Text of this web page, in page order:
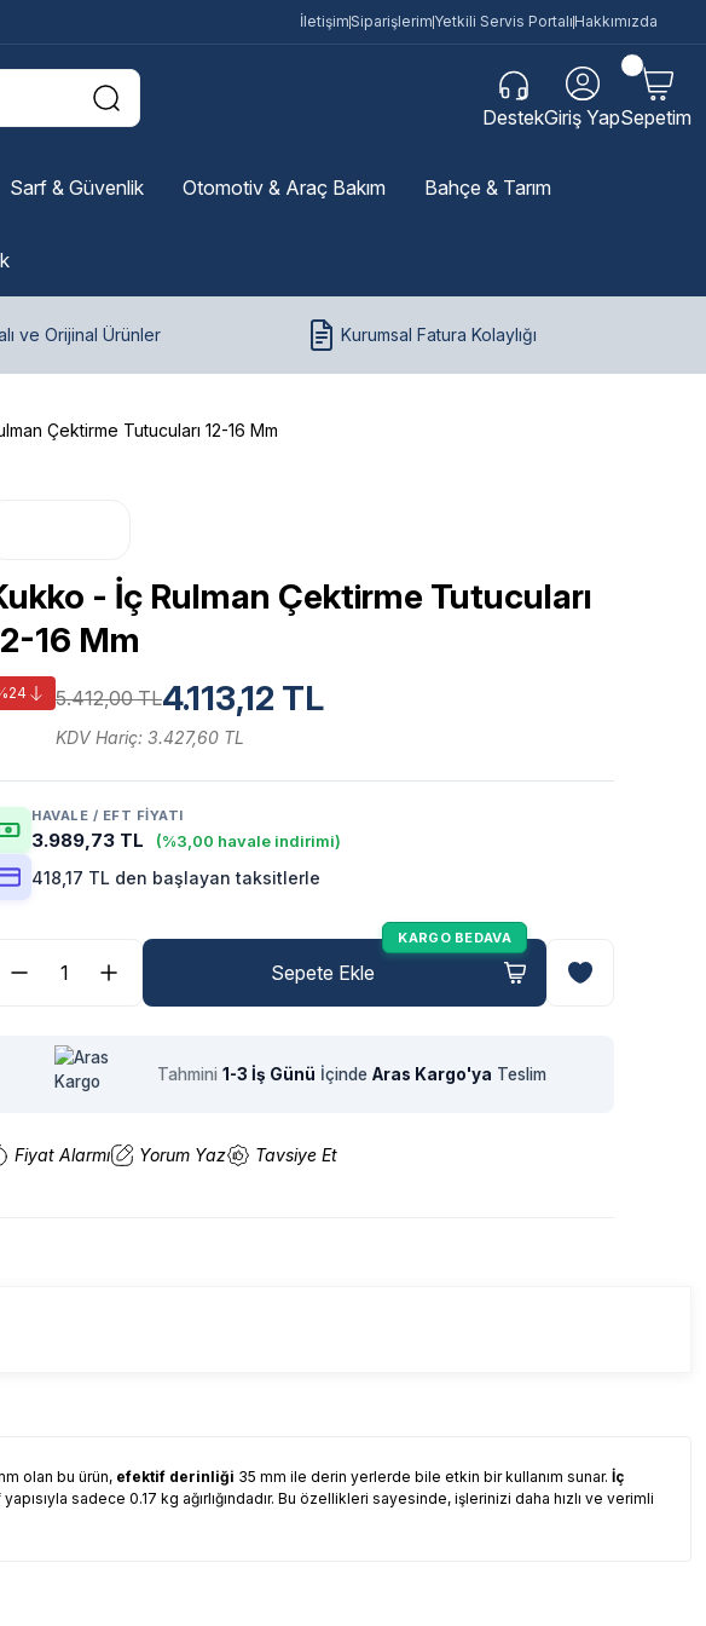
İletişimSiparişlerim Yetkili Servis Portalı Hakkımızda
DestekGiriş YapSepetim
Sarf & Güvenlik Otomotiv & Araç Bakım Bahçe & Tarım
ve Orijinal Ürünler Kurumsal Fatura Kolaylığı
Çektirme Tutucuları 12-16 Mm
- İç Rulman Çektirme Tutucuları
16 Mm
5.412,00 TL4.113,12 TL
KDV Hariç: 3.427,60 TL
HAVALE / EFT FIYATI
3.989,73 TL (%3,00 havale indirimi)
418,17 TL den başlayan taksitlerle
KARGO BEDAVA
Sepete Ekle
Tahmini 1-3 İş Günü İçinde Aras Kargo'ya Teslim
Fiyat Alarmı Yorum Yaz Tavsiye Et
olan bu ürün, efektif derinliği 35 mm ile derin yerlerde bile etkin bir kullanım sunar. İç
sadece 0.17 kg ağırlığındadır. Bu özellikleri sayesinde, işlerinizi daha hızlı ve verimli